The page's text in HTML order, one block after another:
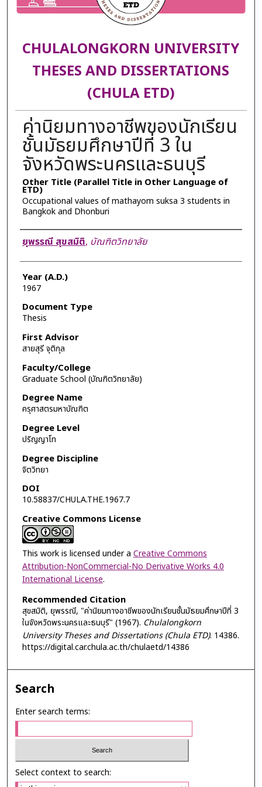
CHULALONGKORN UNIVERSITY
THESES AND DISSERTATIONS
(CHULA ETD)
ค่านิยมทางอาชีพของนักเรียน
ชั้นมัธยมศึกษาปีที่ 3 ใน
จังหวัดพระนครและธนบุรี
Other Title (Parallel Title in Other Language of
ETD)
Occupational values of mathayom suksa 3 students in
Bangkok and Dhonburi
Author
ยุพรรณี สุขสมิติ, บัณฑิตวิทยาลัย
Year (A.D.)
1967
Document Type
Thesis
First Advisor
สายสุรี จุติกุล
Faculty/College
Graduate School (บัณฑิตวิทยาลัย)
Degree Name
ครุศาสตรมหาบัณฑิต
Degree Level
ปริญญาโท
Degree Discipline
จิตวิทยา
DOI
10.58837/CHULA.THE.1967.7
Creative Commons License
This work is licensed under a Creative Commons
Attribution-NonCommercial-No Derivative Works 4.0
International License.
Recommended Citation
สุขสมิติ, ยุพรรณี, "ค่านิยมทางอาชีพของนักเรียนชั้นมัธยมศึกษาปีที่ 3
ในจังหวัดพระนครและธนบุรี" (1967). Chulalongkorn
University Theses and Dissertations (Chula ETD). 14386.
https://digital.car.chula.ac.th/chulaetd/14386
Search
Enter search terms:
Select context to search: